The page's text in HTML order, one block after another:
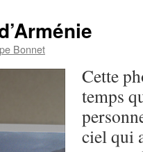
Bonnet
Cette
temps
ciel qui